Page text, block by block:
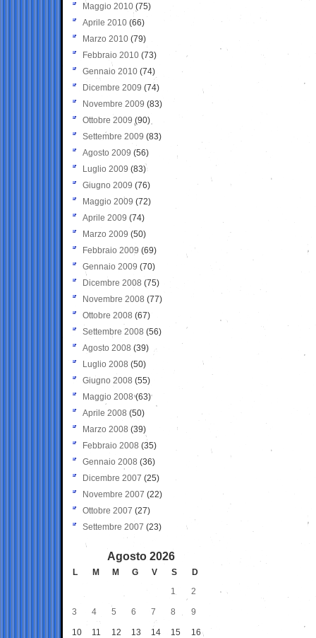
Maggio 2010 (75)
Aprile 2010 (66)
Marzo 2010 (79)
Febbraio 2010 (73)
Gennaio 2010 (74)
Dicembre 2009 (74)
Novembre 2009 (83)
Ottobre 2009 (90)
Settembre 2009 (83)
Agosto 2009 (56)
Luglio 2009 (83)
Giugno 2009 (76)
Maggio 2009 (72)
Aprile 2009 (74)
Marzo 2009 (50)
Febbraio 2009 (69)
Gennaio 2009 (70)
Dicembre 2008 (75)
Novembre 2008 (77)
Ottobre 2008 (67)
Settembre 2008 (56)
Agosto 2008 (39)
Luglio 2008 (50)
Giugno 2008 (55)
Maggio 2008(63)
Aprile 2008 (50)
Marzo 2008 (39)
Febbraio 2008 (35)
Gennaio 2008 (36)
Dicembre 2007 (25)
Novembre 2007 (22)
Ottobre 2007 (27)
Settembre 2007 (23)
Agosto 2026
L M M G V S
D
1
2
3 4 5 6 7 8 9
10 11 12 13 14 15 16